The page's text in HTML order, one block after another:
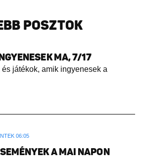
POSZTOK
MA, 7/17
játékok, amik ingyenesek a
06:05
A MAI NAPON